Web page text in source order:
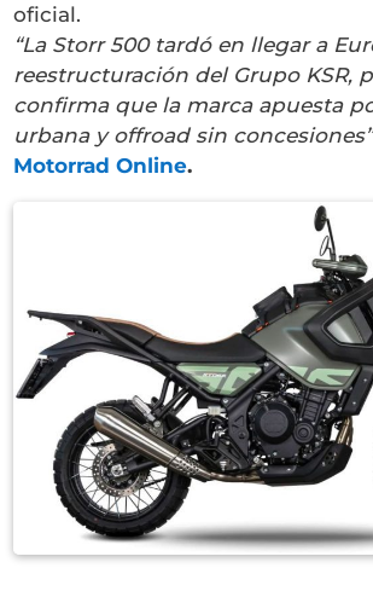
oficial.
“La Storr 500 tardó en llegar a
reestructuración del Grupo KSR,
confirma que la marca apuesta
urbana y offroad sin concesiones”
Motorrad Online.